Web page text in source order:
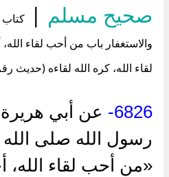
صحيح مسلم |
كتاب
والاستغفار باب من أحب لقاء
لقاء الله، كره الله لقاءه (حديث رقم:
6826-
عن أبي
رسول الله صلى
«من أحب لقاء الله،